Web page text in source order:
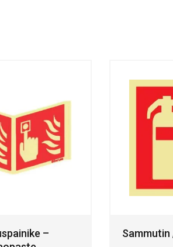
–
Sammutin